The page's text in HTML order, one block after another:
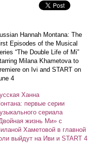
Hannah Montana: The
Episodes of the Musical
“The Double Life of Mi”
Milana Khametova to
on Ivi and START on
4
Ханна
первые серии
сериала
жизнь Ми» с
Хаметовой в главной
выйдут на Иви и START 4